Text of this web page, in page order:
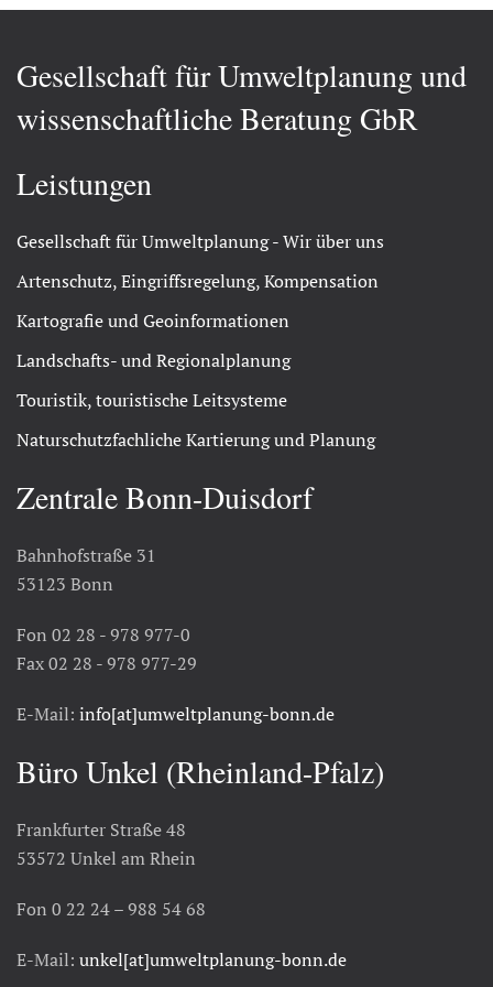
Gesellschaft für Umweltplanung und
wissenschaftliche Beratung GbR
Leistungen
Gesellschaft für Umweltplanung - Wir über uns
Artenschutz, Eingriffsregelung, Kompensation
Kartografie und Geoinformationen
Landschafts- und Regionalplanung
Touristik, touristische Leitsysteme
Naturschutzfachliche Kartierung und Planung
Zentrale Bonn-Duisdorf
Bahnhofstraße 31
53123 Bonn
Fon 02 28 - 978 977-0
Fax 02 28 - 978 977-29
E-Mail: info[at]umweltplanung-bonn.de
Büro Unkel (Rheinland-Pfalz)
Frankfurter Straße 48
53572 Unkel am Rhein
Fon 0 22 24 – 988 54 68
E-Mail: unkel[at]umweltplanung-bonn.de